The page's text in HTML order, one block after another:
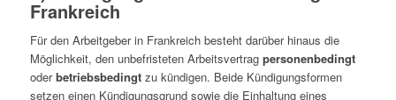
Frankreich
Für den Arbeitgeber in Frankreich besteht darüber hinaus die
Möglichkeit, den unbefristeten Arbeitsvertrag personenbedingt
oderbetriebsbedingtzu kündigen. Beide Kündigungsformen
setzen einen Kündigungsgrund sowie die Einhaltung eines